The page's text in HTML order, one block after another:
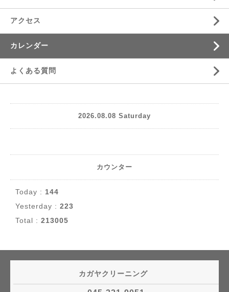
アクセス
カレンダー
よくある質問
2026.08.08 Saturday
カウンター
Today : 144
Yesterday : 223
Total : 213005
カガヤクリーニング